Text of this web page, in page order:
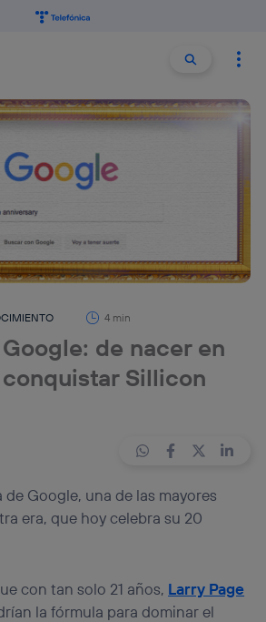
Buscar
4 min
de nacer en
Sillicon
de Google, una de las mayores
era, que hoy celebra su 20
con tan solo 21 años, Larry Page
la fórmula para dominar el